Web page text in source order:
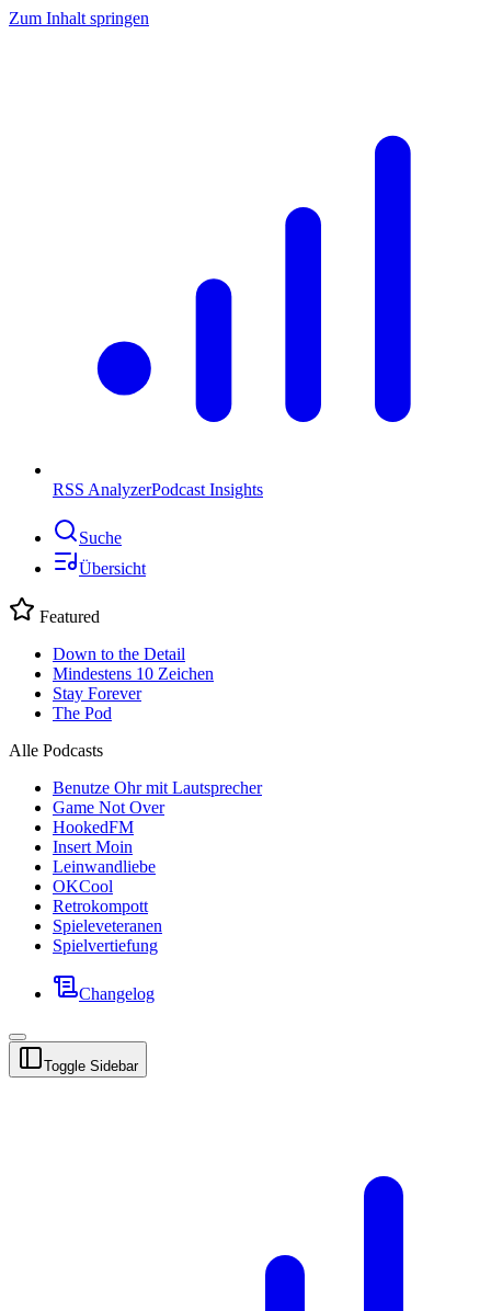
Zum Inhalt springen
RSS AnalyzerPodcast Insights
Suche
Übersicht
Featured
Down to the Detail
Mindestens 10 Zeichen
Stay Forever
The Pod
Alle Podcasts
Benutze Ohr mit Lautsprecher
Game Not Over
HookedFM
Insert Moin
Leinwandliebe
OKCool
Retrokompott
Spieleveteranen
Spielvertiefung
Changelog
Toggle Sidebar